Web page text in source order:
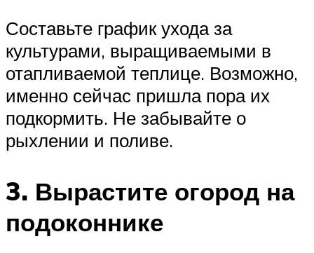
Составьте график ухода за
культурами, выращиваемыми в
отапливаемой теплице. Возможно,
именно сейчас пришла пора их
подкормить. Не забывайте о
рыхлении и поливе.
3. Вырастите огород на
подоконнике